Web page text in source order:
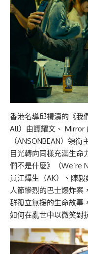
香港名導邱禮濤的《我
All）由譚耀文、 Mirror
（ANSONBEAN）領
目光轉向同樣充滿生命
們不是什麼》（We’re
員江𤒹生（AK）、陳
人節慘烈的巴士爆炸案
群孤立無援的生命故事
如何在亂世中以微笑對